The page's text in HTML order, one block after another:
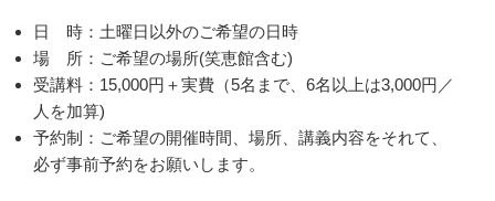
日 時：土曜日以外のご希望の日時
場 所：ご希望の場所(笑恵館含む)
受講料：15,000円＋実費（5名まで、6名以上は3,000円／
人を加算)
予約制：ご希望の開催時間、場所、講義内容をそれて、
必ず事前予約をお願いします。